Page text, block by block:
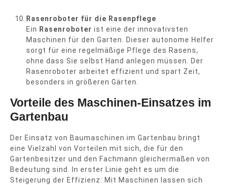
Rasenroboter für die Rasenpflege
Ein Rasenroboter ist eine der innovativsten
Maschinen für den Garten. Dieser autonome Helfer
sorgt für eine regelmäßige Pflege des Rasens,
ohne dass Sie selbst Hand anlegen müssen. Der
Rasenroboter arbeitet effizient und spart Zeit,
besonders in größeren Gärten.
Vorteile des Maschinen-Einsatzes im
Gartenbau
Der Einsatz von Baumaschinen im Gartenbau bringt
eine Vielzahl von Vorteilen mit sich, die für den
Gartenbesitzer und den Fachmann gleichermaßen von
Bedeutung sind. In erster Linie geht es um die
Steigerung der Effizienz: Mit Maschinen lassen sich